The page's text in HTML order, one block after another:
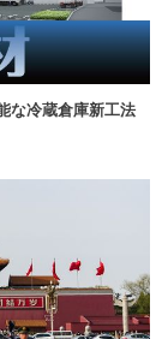
な冷蔵倉庫新工法